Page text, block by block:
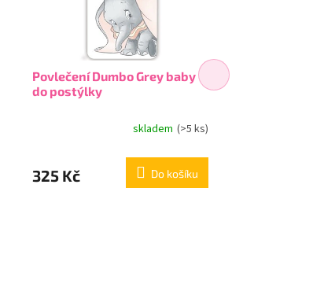
Povlečení Dumbo Grey baby
do postýlky
skladem (>5 ks)
325 Kč Do košíku